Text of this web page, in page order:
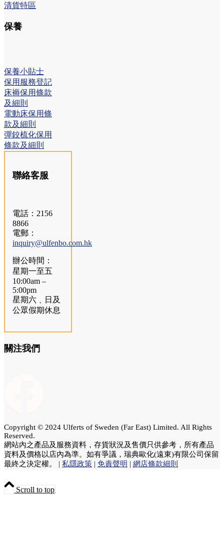
產品保養
清貨特區
保養
保養小貼士
保用服務登記
床褥保用條款
及細則
電動床保用條
款及細則
彈鉸梳化保用
條款及細則
聯絡客服
電話：2156
8866
電郵：
inquiry@ulfenbo.com.hk
辦公時間：
星期一至五
10:00am –
5:00pm
星期六﹑日及
公眾假期休息
關注我們
Copyright © 2024 Ulferts of Sweden (Far East) Limited. All Rights
Reserved.
網站內之產品及服務資料，存貨狀況及售價只供參考，所有產品
資料及價格以店內為準。如有爭議，瑞典歐化(遠東)有限公司保留
最終之決定權。 | 私隱政策 | 免責聲明 | 網店條款細則
Scroll to top